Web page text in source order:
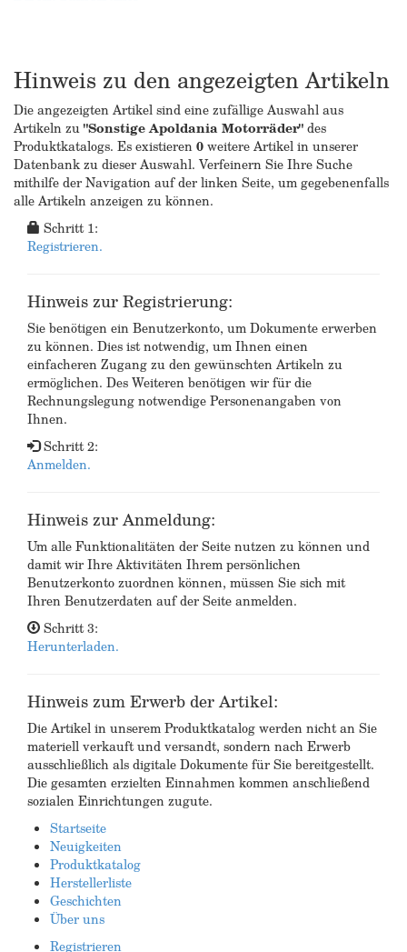
Hinweis zu den angezeigten Artikeln
Die angezeigten Artikel sind eine zufällige Auswahl aus
Artikeln zu"Sonstige Apoldania Motorräder"des
Produktkatalogs. Es existieren0weitere Artikel in unserer
Datenbank zu dieser Auswahl. Verfeinern Sie Ihre Suche
mithilfe der Navigation auf der linken Seite, um gegebenenfalls
alle Artikeln anzeigen zu können.
Schritt 1:
Registrieren.
Hinweis zur Registrierung:
Sie benötigen ein Benutzerkonto, um Dokumente erwerben
zu können. Dies ist notwendig, um Ihnen einen
einfacheren Zugang zu den gewünschten Artikeln zu
ermöglichen. Des Weiteren benötigen wir für die
Rechnungslegung notwendige Personenangaben von
Ihnen.
Schritt 2:
Anmelden.
Hinweis zur Anmeldung:
Um alle Funktionalitäten der Seite nutzen zu können und
damit wir Ihre Aktivitäten Ihrem persönlichen
Benutzerkonto zuordnen können, müssen Sie sich mit
Ihren Benutzerdaten auf der Seite anmelden.
Schritt 3:
Herunterladen.
Hinweis zum Erwerb der Artikel:
Die Artikel in unserem Produktkatalog werden nicht an Sie
materiell verkauft und versandt, sondern nach Erwerb
ausschließlich als digitale Dokumente für Sie bereitgestellt.
Die gesamten erzielten Einnahmen kommen anschließend
sozialen Einrichtungen zugute.
Startseite
Neuigkeiten
Produktkatalog
Herstellerliste
Geschichten
Über uns
Registrieren